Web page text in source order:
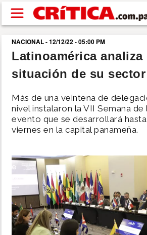
Pasar al contenido principal
buscar
SUCESOS
NACIONAL
POLÍTICA
SHOW
DEPORTES
MUNDO
NACIONAL - 12/12/22 - 05:00 PM
Latinoamérica analiza
situación de su
Más de una veintena de
nivel instalaron la VII Semana de
evento que se desarrollará
viernes en la capital panameña.